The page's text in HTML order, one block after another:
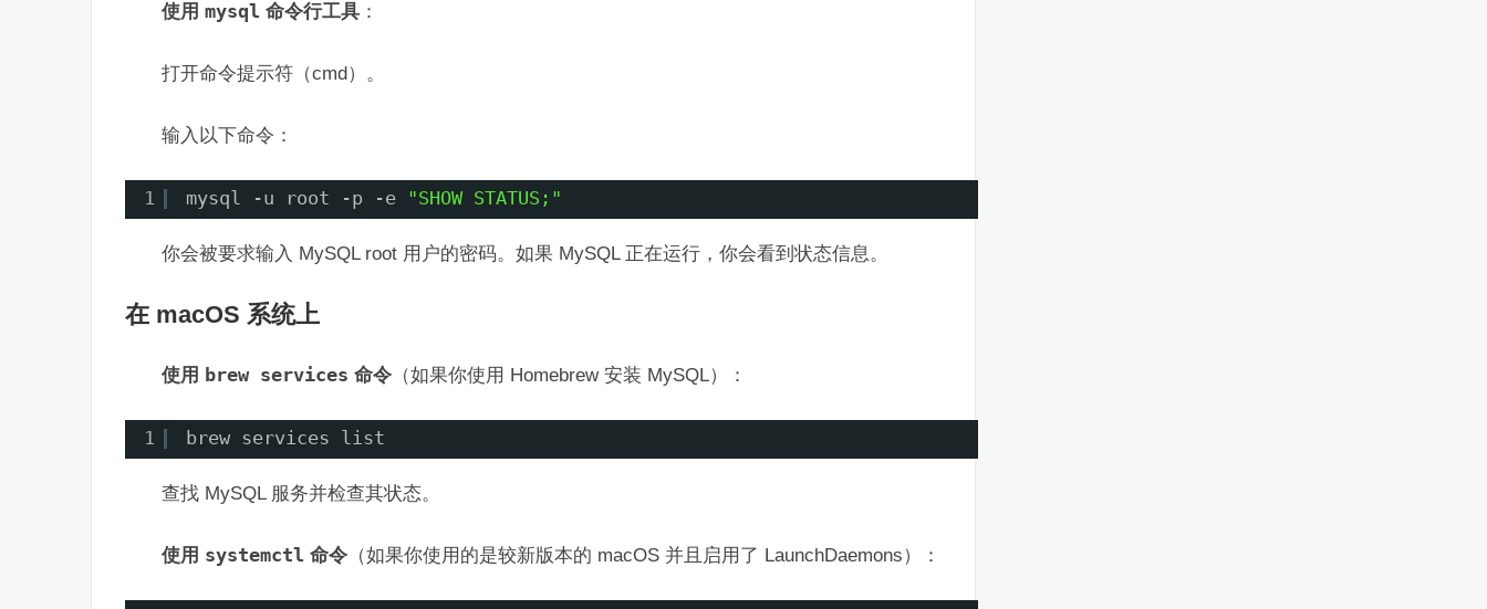
使用 mysql 命令行工具 ：
打开命令提示符（cmd）。
输入以下命令：
1 mysql -u root -p -e "SHOW STATUS;"
你会被要求输入 MySQL root 用户的密码。如果 MySQL 正在运行，你会看到状态信息。
在 macOS 系统上
使用 brew services 命令 （如果你使用 Homebrew 安装 MySQL）：
1 brew services list
查找 MySQL 服务并检查其状态。
使用 systemctl 命令 （如果你使用的是较新版本的 macOS 并且启用了 LaunchDaemons）：